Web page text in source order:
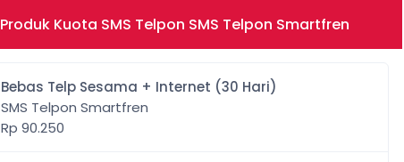
Produk Kuota SMS Telpon SMS Telpon Smartfren
Bebas Telp Sesama + Internet (30 Hari)
SMS Telpon Smartfren
Rp 90.250